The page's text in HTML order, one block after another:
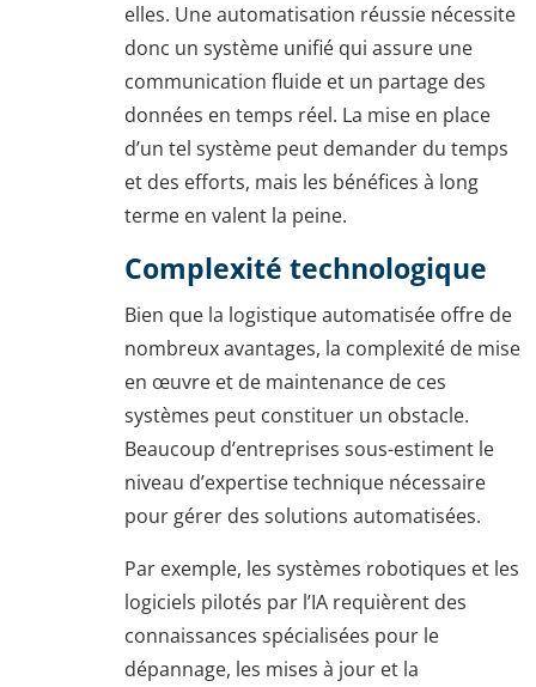
elles. Une automatisation réussie nécessite
donc un système unifié qui assure une
communication fluide et un partage des
données en temps réel. La mise en place
d’un tel système peut demander du temps
et des efforts, mais les bénéfices à long
terme en valent la peine.
Complexité technologique
Bien que la logistique automatisée offre de
nombreux avantages, la complexité de mise
en œuvre et de maintenance de ces
systèmes peut constituer un obstacle.
Beaucoup d’entreprises sous-estiment le
niveau d’expertise technique nécessaire
pour gérer des solutions automatisées.
Par exemple, les systèmes robotiques et les
logiciels pilotés par l’IA requièrent des
connaissances spécialisées pour le
dépannage, les mises à jour et la